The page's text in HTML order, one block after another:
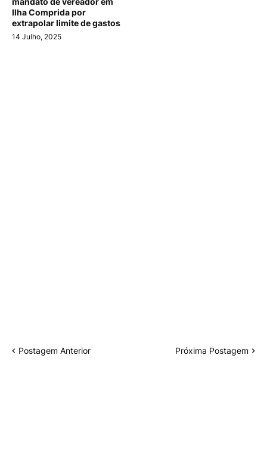
Ilha Comprida por
extrapolar limite de gastos
14 Julho, 2025
Postagem Anterior Próxima Postagem